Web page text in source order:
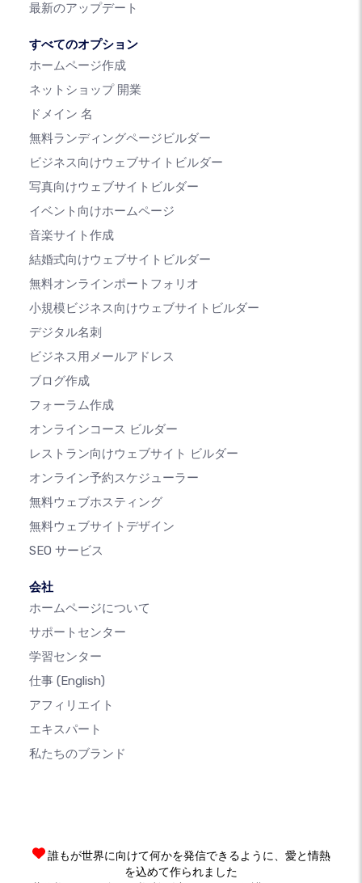
最新のアップデート
すべてのオプション
ホームページ作成
ネットショップ 開業
ドメイン 名
無料ランディングページビルダー
ビジネス向けウェブサイトビルダー
写真向けウェブサイトビルダー
イベント向けホームページ
音楽サイト作成
結婚式向けウェブサイトビルダー
無料オンラインポートフォリオ
小規模ビジネス向けウェブサイトビルダー
デジタル名刺
ビジネス用メールアドレス
ブログ作成
フォーラム作成
オンラインコース ビルダー
レストラン向けウェブサイト ビルダー
オンライン予約スケジューラー
無料ウェブホスティング
無料ウェブサイトデザイン
SEO サービス
会社
ホームページについて
サポートセンター
学習センター
仕事 (English)
アフィリエイト
エキスパート
私たちのブランド
誰もが世界に向けて何かを発信できるように、愛と情熱
を込めて作られました